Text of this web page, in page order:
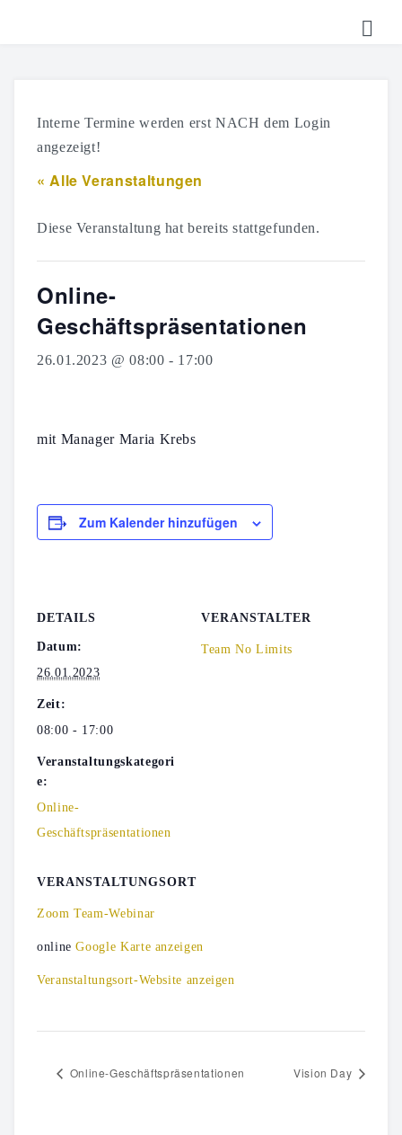
SHOP
KALENDER
LOGIN
Interne Termine werden erst NACH dem Login
angezeigt!
« Alle Veranstaltungen
Diese Veranstaltung hat bereits stattgefunden.
Online-
Geschäftspräsentationen
26.01.2023 @ 08:00 - 17:00
mit Manager Maria Krebs
Zum Kalender hinzufügen
DETAILS
Datum:
26.01.2023
Zeit:
08:00 - 17:00
Veranstaltungskategori
e:
Online-
Geschäftspräsentationen
VERANSTALTUNGSORT
Zoom Team-Webinar
online Google Karte anzeigen
Veranstaltungsort-Website anzeigen
VERANSTALTER
Team No Limits
Online-Geschäftspräsentationen Vision Day